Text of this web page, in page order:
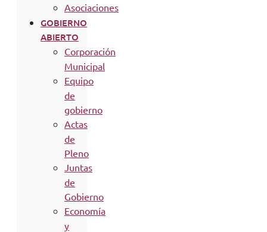
Asociaciones
GOBIERNO
ABIERTO
Corporación
Municipal
Equipo
de
gobierno
Actas
de
Pleno
Juntas
de
Gobierno
Economía
y